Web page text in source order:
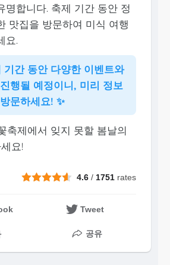
명합니다. 축제 기간 동안 정
맛집을 방문하여 미식 여행
요.
기간 동안 다양한 이벤트와
행될 예정이니, 미리 정보
문하세요! ✨
축제에서 잊지 못할 봄날의
요!
4.6 /1751 rates
Tweet
공유